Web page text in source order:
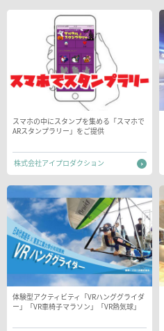
スマホの中にスタンプを集める「スマホで
ARスタンプラリー」をご提供
株式会社アイプロダクション
体験型アクティビティ「VRハンググライダ
ー」「VR車椅子マラソン」「VR熱気球」